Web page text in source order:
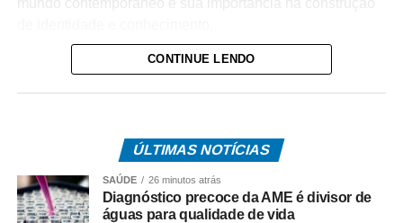
Programação
educativas. Pela primeira vez, a programação – que é
apresentações artísticas. A Flisamba promoveu, ao longo
de dois meses, quatro oficinas, feitas em modalidade
CONTINUE LENDO
ÚLTIMAS NOTÍCIAS
SAÚDE 26 minutos atrás
Diagnóstico precoce da AME é divisor de
águas para qualidade de vida